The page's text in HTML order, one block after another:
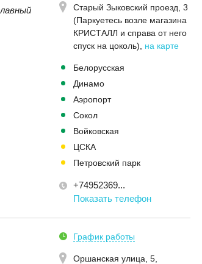
Старый Зыковский проезд, 3
(Паркуетесь возле магазина
КРИСТАЛЛ и справа от него
спуск на цоколь)
на карте
Белорусская
Динамо
Аэропорт
Сокол
Войковская
ЦСКА
Петровский парк
+74952369...
Показать телефон
График работы
Оршанская улица, 5